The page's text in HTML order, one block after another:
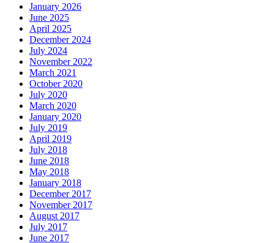
January 2026
June 2025
April 2025
December 2024
July 2024
November 2022
March 2021
October 2020
July 2020
March 2020
January 2020
July 2019
April 2019
July 2018
June 2018
May 2018
January 2018
December 2017
November 2017
August 2017
July 2017
June 2017